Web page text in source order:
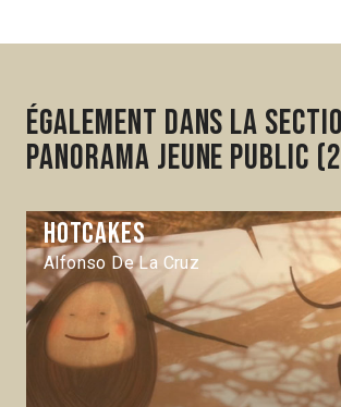
Également dans la
Panorama Jeune Public
Hotcakes
Alfonso De La Cruz